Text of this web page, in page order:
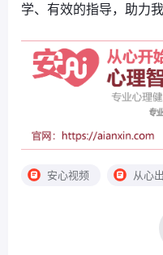
学、有效的指导，助力
安心视频 从心